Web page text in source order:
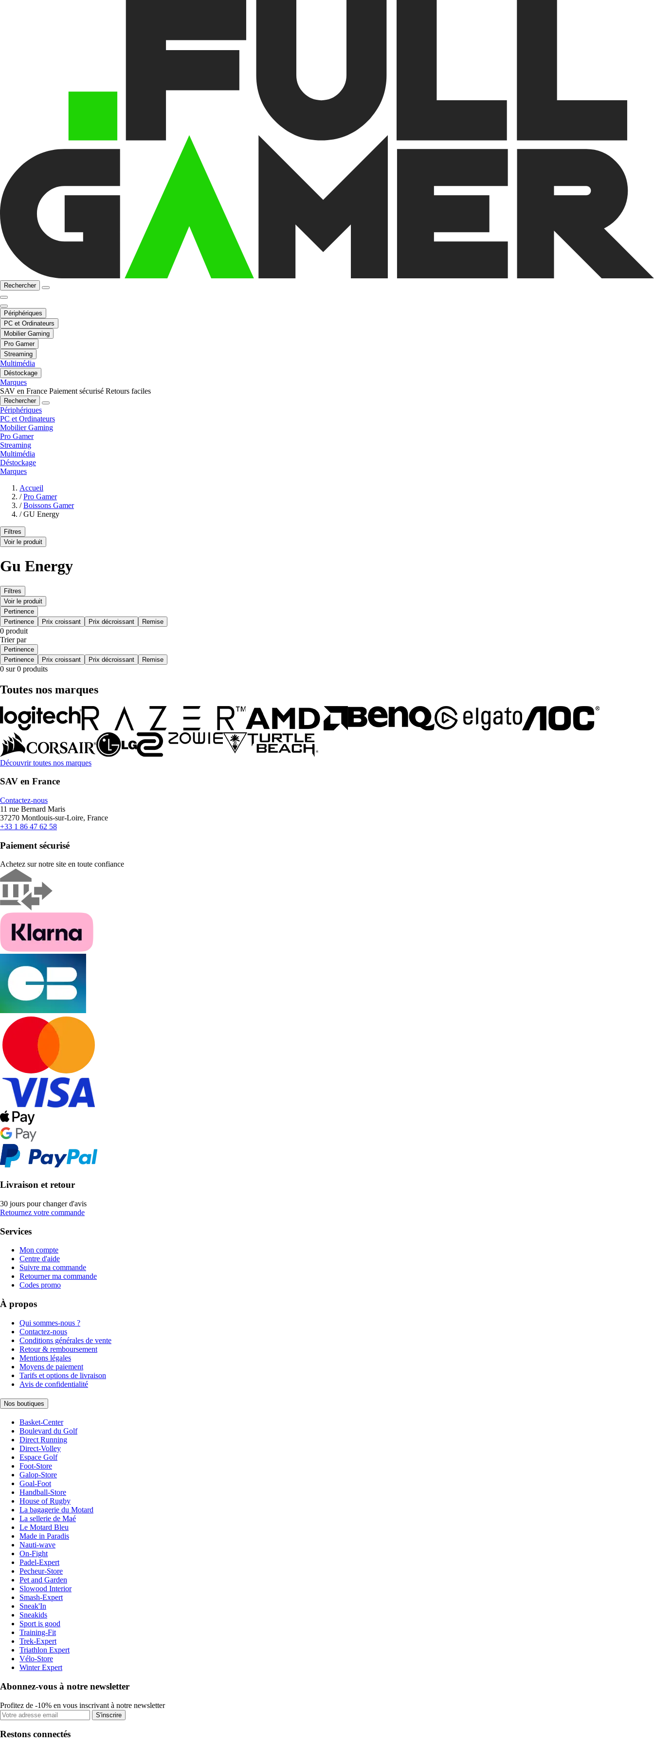
Rechercher
Périphériques
PC et Ordinateurs
Mobilier Gaming
Pro Gamer
Streaming
Multimédia
Déstockage
Marques
SAV en France Paiement sécurisé Retours faciles
Rechercher
Périphériques
PC et Ordinateurs
Mobilier Gaming
Pro Gamer
Streaming
Multimédia
Déstockage
Marques
Accueil
/ Pro Gamer
/ Boissons Gamer
/ GU Energy
Filtres
Voir le produit
Gu Energy
Filtres
Voir le produit
Pertinence
Pertinence
Prix croissant Prix décroissant Remise
0 produit
Trier par
Pertinence
Pertinence
Prix croissant Prix décroissant Remise
0 sur 0 produits
Toutes nos marques
Découvrir toutes nos marques
SAV en France
Contactez-nous
11 rue Bernard Maris
37270 Montlouis-sur-Loire, France
+33 1 86 47 62 58
Paiement sécurisé
Achetez sur notre site en toute confiance
Livraison et retour
30 jours pour changer d'avis
Retournez votre commande
Services
Mon compte
Centre d'aide
Suivre ma commande
Retourner ma commande
Codes promo
À propos
Qui sommes-nous ?
Contactez-nous
Conditions générales de vente
Retour & remboursement
Mentions légales
Moyens de paiement
Tarifs et options de livraison
Avis de confidentialité
Nos boutiques
Basket-Center
Boulevard du Golf
Direct Running
Direct-Volley
Espace Golf
Foot-Store
Galop-Store
Goal-Foot
Handball-Store
House of Rugby
La bagagerie du Motard
La sellerie de Maé
Le Motard Bleu
Made in Paradis
Nauti-wave
On-Fight
Padel-Expert
Pecheur-Store
Pet and Garden
Slowood Interior
Smash-Expert
Sneak'In
Sneakids
Sport is good
Training-Fit
Trek-Expert
Triathlon Expert
Vélo-Store
Winter Expert
Abonnez-vous à notre newsletter
Profitez de -10% en vous inscrivant à notre newsletter
S'inscrire
Restons connectés